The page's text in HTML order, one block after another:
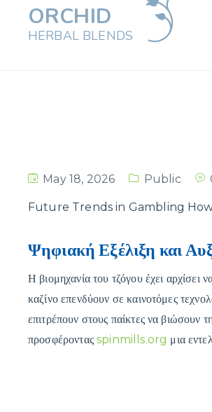
ORCHID
HERBAL BLENDS
May 18, 2026 Public
Future Trends in Gambling
Ψηφιακή Εξέλιξη και
Η βιομηχανία του τζόγου έχει αρχίσει
καζίνο επενδύουν σε καινοτόμες
επιτρέπουν στους παίκτες να βιώσουν
προσφέρονταςspinmills.org μια